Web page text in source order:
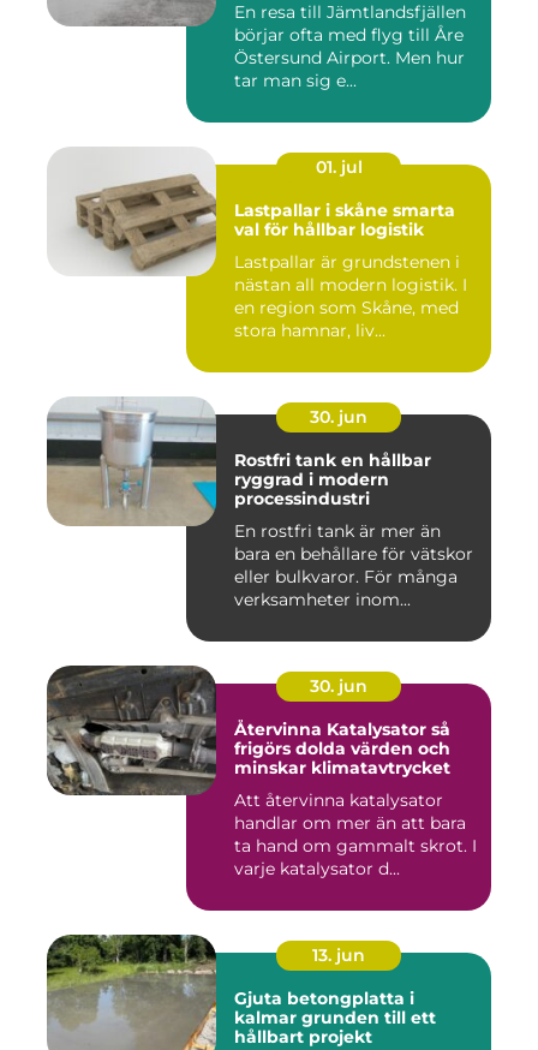
En resa till Jämtlandsfjällen
börjar ofta med flyg till Åre
Östersund Airport. Men hur
tar man sig e...
01. jul
Lastpallar i skåne smarta
val för hållbar logistik
Lastpallar är grundstenen i
nästan all modern logistik. I
en region som Skåne, med
stora hamnar, liv...
30. jun
Rostfri tank en hållbar
ryggrad i modern
processindustri
En rostfri tank är mer än
bara en behållare för vätskor
eller bulkvaror. För många
verksamheter inom...
30. jun
Återvinna Katalysator så
frigörs dolda värden och
minskar klimatavtrycket
Att återvinna katalysator
handlar om mer än att bara
ta hand om gammalt skrot. I
varje katalysator d...
13. jun
Gjuta betongplatta i
kalmar grunden till ett
hållbart projekt